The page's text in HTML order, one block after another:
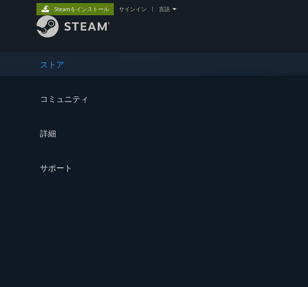
ストア
コミュニティ
詳細
サポート
Steamをインストール サインイン 言語